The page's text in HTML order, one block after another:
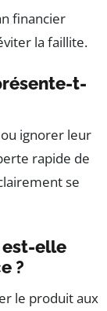
financier
la faillite.
t-
ignorer leur
rapide de
se
est-elle
?
le produit aux